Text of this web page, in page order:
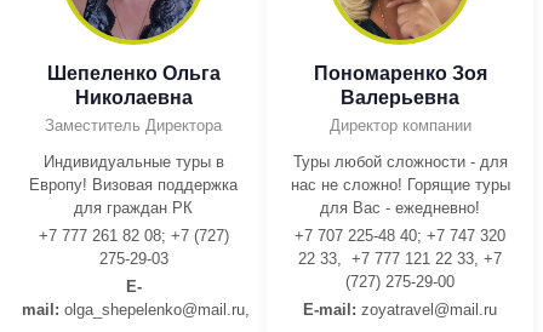
Шепеленко Ольга
Николаевна
Заместитель Директора
Индивидуальные туры в
Европу! Визовая поддержка
для граждан РК
+7 777 261 82 08; +7 (727)
275-29-03
E-
mail: olga_shepelenko@mail.ru,
Пономаренко Зоя
Валерьевна
Директор компании
Туры любой сложности - для
нас не сложно! Горящие туры
для Вас - ежедневно!
+7 707 225-48 40; +7 747 320
22 33, +7 777 121 22 33, +7
(727) 275-29-00
E-mail: zoyatravel@mail.ru